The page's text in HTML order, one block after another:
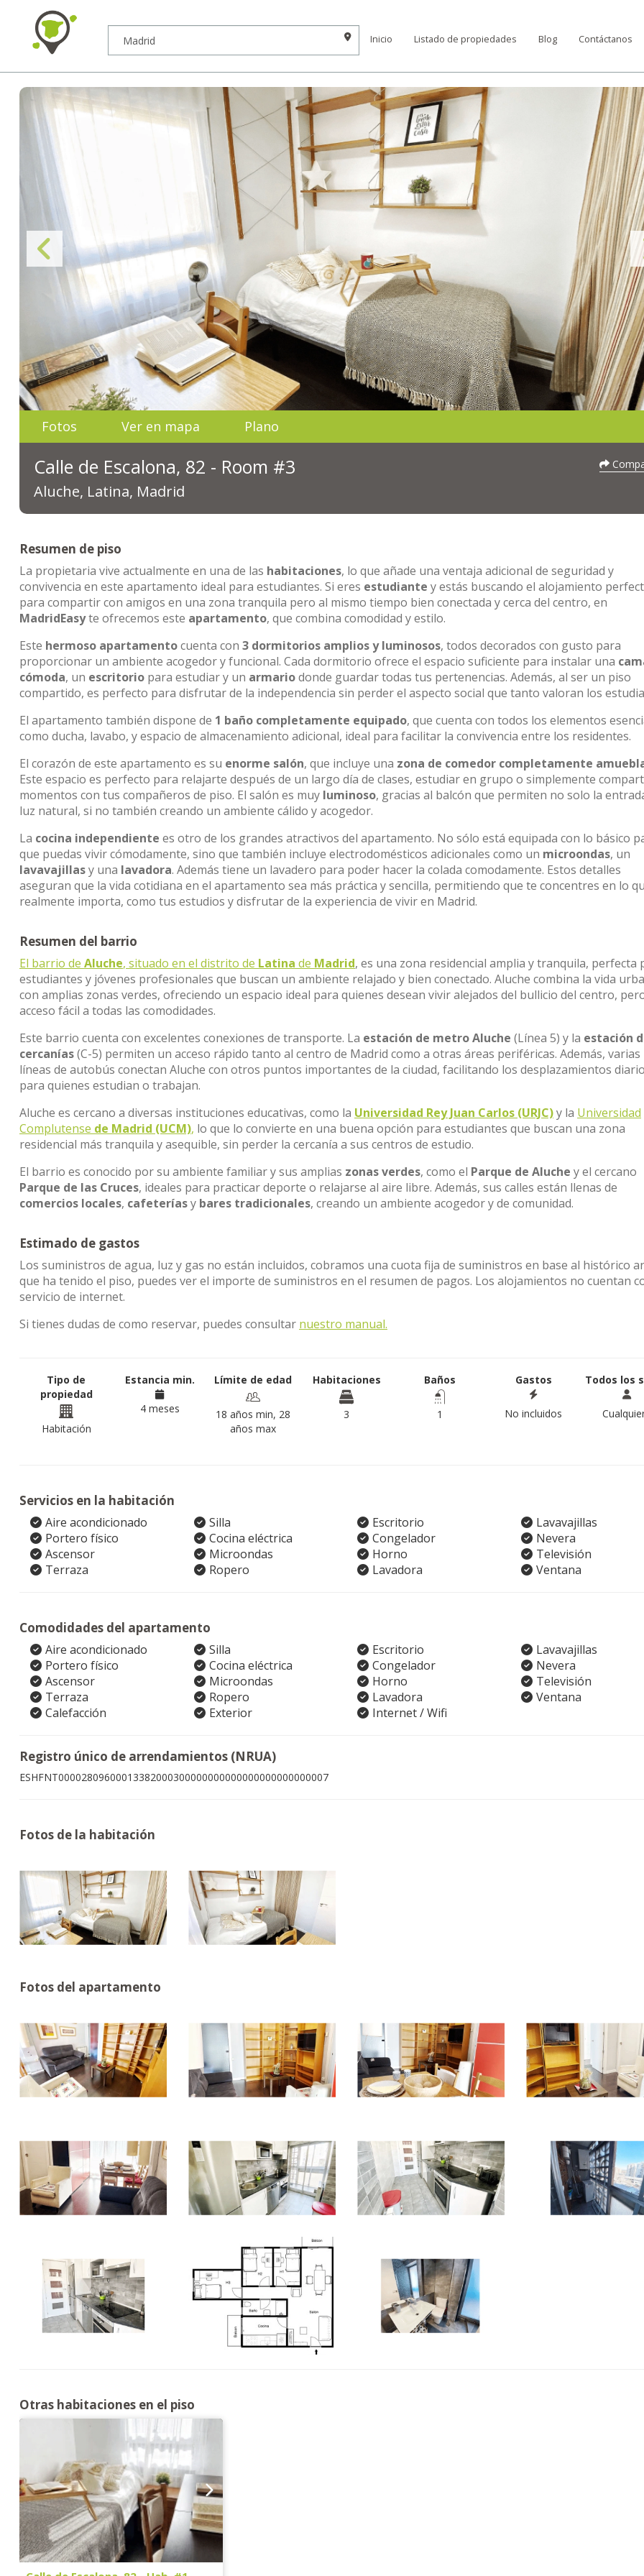
Inicio Listado de propiedades Blog Contáctanos
Fotos Ver en mapa Plano
Calle de Escalona, 82 - Room #3
Aluche, Latina, Madrid
Resumen de piso
La propietaria vive actualmente en una de las habitaciones, lo que añade una ventaja adicional de seguridad y
convivencia en este apartamento ideal para estudiantes. Si eres estudiante y estás buscando el alojamiento
para compartir con amigos en una zona tranquila pero al mismo tiempo bien conectada y cerca del centro, en
MadridEasyte ofrecemos este apartamento, que combina comodidad y estilo.
Este hermoso apartamentocuenta con 3 dormitorios amplios y luminosos, todos decorados con gusto para
proporcionar un ambiente acogedor y funcional. Cada dormitorio ofrece el espacio suficiente para instalar una
cómoda, un escritorio para estudiar y un armariodonde guardar todas tus pertenencias. Además, al ser un piso
compartido, es perfecto para disfrutar de la independencia sin perder el aspecto social que tanto valoran los
El apartamento también dispone de 1 baño completamente equipado, que cuenta con todos los elementos
como ducha, lavabo, y espacio de almacenamiento adicional, ideal para facilitar la convivencia entre los residentes.
El corazón de este apartamento es su enorme salón, que incluye una zona de comedor completamente
Este espacio es perfecto para relajarte después de un largo día de clases, estudiar en grupo o simplemente
momentos con tus compañeros de piso. El salón es muy luminoso, gracias al balcón que permiten no solo la
luz natural, si no también creando un ambiente cálido y acogedor.
La cocina independiente es otro de los grandes atractivos del apartamento. No sólo está equipada con lo básico
que puedas vivir cómodamente, sino que también incluye electrodomésticos adicionales como un microondas, un
lavavajillasy una lavadora. Además tiene un lavadero para poder hacer la colada comodamente. Estos detalles
aseguran que la vida cotidiana en el apartamento sea más práctica y sencilla, permitiendo que te concentres en lo
realmente importa, como tus estudios y disfrutar de la experiencia de vivir en Madrid.
Resumen del barrio
El barrio de Aluche, situado en el distrito de Latina de Madrid, es una zona residencial amplia y tranquila, perfecta
estudiantes y jóvenes profesionales que buscan un ambiente relajado y bien conectado. Aluche combina la vida
con amplias zonas verdes, ofreciendo un espacio ideal para quienes desean vivir alejados del bullicio del centro,
acceso fácil a todas las comodidades.
Este barrio cuenta con excelentes conexiones de transporte. La estación de metro Aluche (Línea 5) y la estación
cercanías(C-5) permiten un acceso rápido tanto al centro de Madrid como a otras áreas periféricas. Además, varias
líneas de autobús conectan Aluche con otros puntos importantes de la ciudad, facilitando los desplazamientos
para quienes estudian o trabajan.
Aluche es cercano a diversas instituciones educativas, como la Universidad Rey Juan Carlos (URJC)y la Universidad
Complutense de Madrid (UCM), lo que lo convierte en una buena opción para estudiantes que buscan una zona
residencial más tranquila y asequible, sin perder la cercanía a sus centros de estudio.
El barrio es conocido por su ambiente familiar y sus amplias zonas verdes, como el Parque de Aluche y el cercano
Parque de las Cruces, ideales para practicar deporte o relajarse al aire libre. Además, sus calles están llenas de
comercios locales, cafeteríasy bares tradicionales, creando un ambiente acogedor y de comunidad.
Estimado de gastos
Los suministros de agua, luz y gas no están incluidos, cobramos una cuota fija de suministros en base al histórico
que ha tenido el piso, puedes ver el importe de suministros en el resumen de pagos. Los alojamientos no cuentan
servicio de internet.
Si tienes dudas de como reservar, puedes consultar nuestro manual.
Tipo de
propiedad
Habitación
Estancia min.
4 meses
Límite de edad
18 años min, 28
años max
Habitaciones
3
Baños
1
Gastos
No incluidos
Todos los
Servicios en la habitación
Aire acondicionado Silla Escritorio
Lavavajillas
Portero físico
Cocina eléctrica Congelador
Nevera
Ascensor
Microondas Horno
Televisión
Terraza
Ropero Lavadora Ventana
Comodidades del apartamento
Aire acondicionado Silla Escritorio
Lavavajillas
Portero físico
Cocina eléctrica Congelador
Nevera
Ascensor
Microondas Horno
Televisión
Terraza
Ropero Lavadora
Ventana
Calefacción
Exterior Internet / Wifi
Registro único de arrendamientos (NRUA)
ESHFNT00002809600013382000300000000000000000000000007
Fotos de la habitación
Fotos del apartamento
Otras habitaciones en el piso